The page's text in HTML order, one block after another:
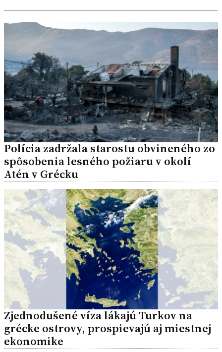
Polícia zadržala starostu obvineného zo
spôsobenia lesného požiaru v okolí
Atén v Grécku
Zjednodušené víza lákajú Turkov na
grécke ostrovy, prospievajú aj miestnej
ekonomike